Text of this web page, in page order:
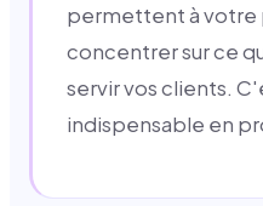
permettent à votre
concentrer sur ce
servir vos clients.
indispensable en